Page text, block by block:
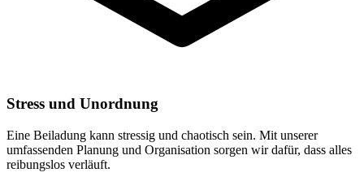
Stress und Unordnung
Eine Beiladung kann stressig und chaotisch sein. Mit unserer
umfassenden Planung und Organisation sorgen wir dafür, dass alles
reibungslos verläuft.